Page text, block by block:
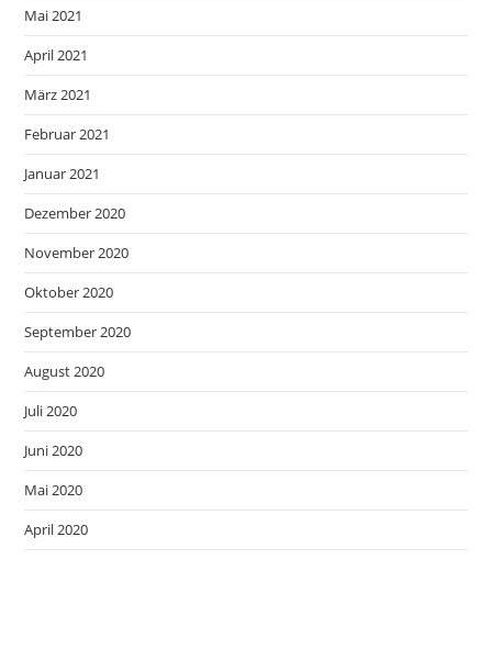
Mai 2021
April 2021
März 2021
Februar 2021
Januar 2021
Dezember 2020
November 2020
Oktober 2020
September 2020
August 2020
Juli 2020
Juni 2020
Mai 2020
April 2020